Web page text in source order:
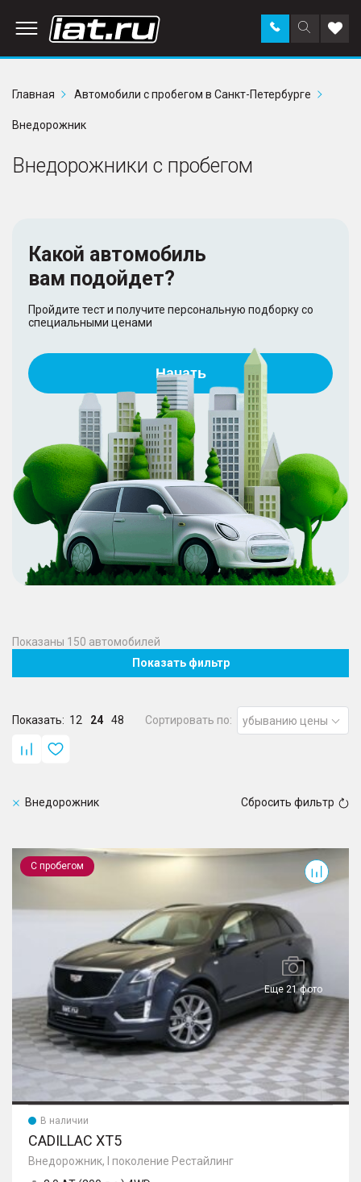
Поиск
по
Заказать
звонок в
Главная
Автомобили с пробегом в Санкт-Петербурге
Внедорожник
Внедорожники с пробегом
Какой автомобиль
вам подойдет?
Пройдите тест и получите персональную подборку со
специальными ценами
Начать
Показаны 150 автомобилей
Показать фильтр
Показать: 12 24 48 Сортировать по: убыванию цены
Внедорожник Сбросить фильтр
С пробегом
Еще 21 фото
XT5
В наличии
CADILLAC XT5
Внедорожник, I поколение Рестайлинг